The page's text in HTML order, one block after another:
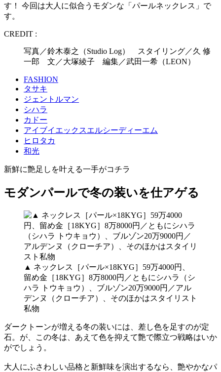
す！ 今回は大人に似合うモダンな「パールネックレス」で
す。
CREDIT :
写真／鈴木泰之（Studio Log） スタイリング／久 修
一郎 文／大塚綾子 編集／武田一希（LEON）
FASHION
タサキ
ジェントルマン
シハラ
カドー
アイブイエックスエルシーディーエム
ヒロタカ
和光
新鮮に艶足しを叶える一手がコチラ
モダンパールで冬の装いを仕アゲる
▲ ネックレス［パール×18KYG］59万4000円、
留め金［18KYG］8万8000円／ともにシハラ（シ
ハラ トウキョウ）、ブルゾン20万9000円／アル
デンヌ（クローチア）、そのほかはスタイリスト
私物
ダークトーンが増える冬の装いには、差し色を足すのが定
石。が、この冬は、あえて色を抑えて艶で際立つ戦略はいか
がでしょう。
大人にふさわしい品格と新鮮味を演出するなら、艶やかなパ